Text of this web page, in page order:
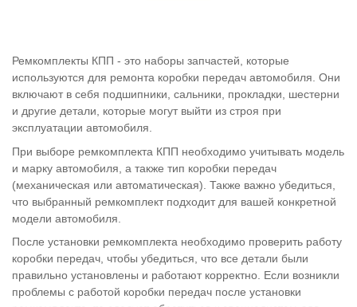
Ремкомплекты КПП - это наборы запчастей, которые
используются для ремонта коробки передач автомобиля. Они
включают в себя подшипники, сальники, прокладки, шестерни
и другие детали, которые могут выйти из строя при
эксплуатации автомобиля.
При выборе ремкомплекта КПП необходимо учитывать модель
и марку автомобиля, а также тип коробки передач
(механическая или автоматическая). Также важно убедиться,
что выбранный ремкомплект подходит для вашей конкретной
модели автомобиля.
После установки ремкомплекта необходимо проверить работу
коробки передач, чтобы убедиться, что все детали были
правильно установлены и работают корректно. Если возникли
проблемы с работой коробки передач после установки